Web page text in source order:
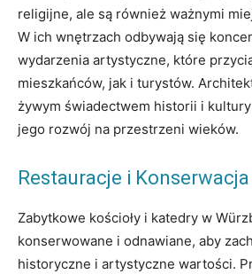
religijne, ale są również ważnymi
W ich wnętrzach odbywają się
wydarzenia artystyczne, które
mieszkańców, jak i turystów.
żywym świadectwem historii i
jego rozwój na przestrzeni wieków.
Restauracje i Konserwacja
Zabytkowe kościoły i katedry w
konserwowane i odnawiane, aby
historyczne i artystyczne wartości.